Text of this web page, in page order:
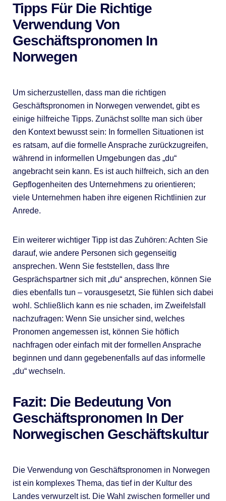
Tipps Für Die Richtige
Verwendung Von
Geschäftspronomen In
Norwegen
Um sicherzustellen, dass man die richtigen
Geschäftspronomen in Norwegen verwendet, gibt es
einige hilfreiche Tipps. Zunächst sollte man sich über
den Kontext bewusst sein: In formellen Situationen ist
es ratsam, auf die formelle Ansprache zurückzugreifen,
während in informellen Umgebungen das „du“
angebracht sein kann. Es ist auch hilfreich, sich an den
Gepflogenheiten des Unternehmens zu orientieren;
viele Unternehmen haben ihre eigenen Richtlinien zur
Anrede.
Ein weiterer wichtiger Tipp ist das Zuhören: Achten Sie
darauf, wie andere Personen sich gegenseitig
ansprechen. Wenn Sie feststellen, dass Ihre
Gesprächspartner sich mit „du“ ansprechen, können Sie
dies ebenfalls tun – vorausgesetzt, Sie fühlen sich dabei
wohl. Schließlich kann es nie schaden, im Zweifelsfall
nachzufragen: Wenn Sie unsicher sind, welches
Pronomen angemessen ist, können Sie höflich
nachfragen oder einfach mit der formellen Ansprache
beginnen und dann gegebenenfalls auf das informelle
„du“ wechseln.
Fazit: Die Bedeutung Von
Geschäftspronomen In Der
Norwegischen Geschäftskultur
Die Verwendung von Geschäftspronomen in Norwegen
ist ein komplexes Thema, das tief in der Kultur des
Landes verwurzelt ist. Die Wahl zwischen formeller und